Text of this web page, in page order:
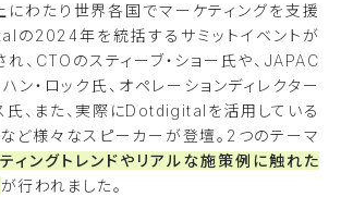
にわたり世界各国でマーケティングを支援
の2024年を統括するサミットイベントが
、CTOのスティーブ・ショー氏や、JAPAC
ン・ロック氏、オペレーションディレクター
氏、また、実際にDotdigitalを活用している
ど様々なスピーカーが登壇。2つのテーマ
ィングトレンドやリアルな施策例に触れた
が行われました。